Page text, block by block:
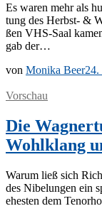
Es wa­ren mehr als
tung des Herbst- &
ßen VHS-Saal
gab der…
von Monika Beer24.
Vorschau
Die
Wohlklang
War­um ließ sich
des Ni­be­lun­gen ein
ehes­ten dem